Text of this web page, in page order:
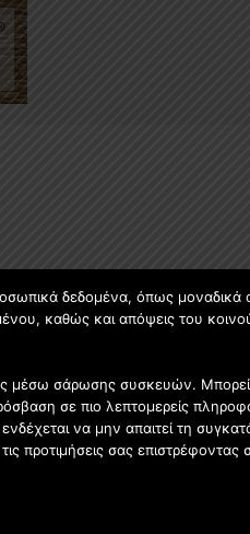
δεδομένα, όπως μοναδικά
καθώς και απόψεις του
μέσω σάρωσης συσκευών.
σε πιο λεπτομερείς
να μην απαιτεί τη
προτιμήσεις σας επιστρέφοντας